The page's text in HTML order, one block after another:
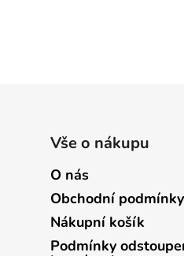
Vše o nákupu
O nás
Obchodní podmínky
Nákupní košík
Podmínky